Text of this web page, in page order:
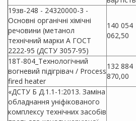
19зв-248 - 24320000-3 -
Основні органічні хімічні
речовини (метанол
технічний марки А ГОСТ
2222-95 (ДСТУ 3057-95)
140 054
062,50
18Т-804_Технологічний
вогневий підігрівач / Process
fired heater
132 884
870,00
«ДСТУ Б Д.1.1-1:2013. Заміна
обладнання уніфікованого
комплексу технічних засобів